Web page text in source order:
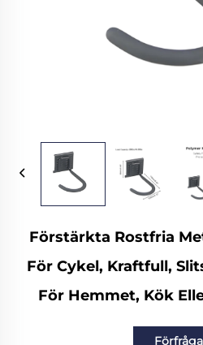
Förstärkta Rostfria
För Cykel, Kraftfull,
För Hemmet, Kök